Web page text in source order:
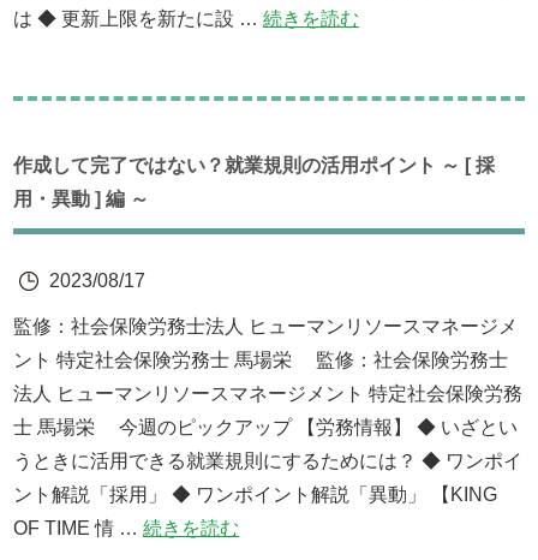
は ◆ 更新上限を新たに設 …続きを読む
作成して完了ではない？就業規則の活用ポイント ～ [ 採
用・異動 ] 編 ～
2023/08/17
監修：社会保険労務士法人 ヒューマンリソースマネージメ
ント 特定社会保険労務士 馬場栄 監修：社会保険労務士
法人 ヒューマンリソースマネージメント 特定社会保険労務
士 馬場栄 今週のピックアップ 【労務情報】 ◆ いざとい
うときに活用できる就業規則にするためには？ ◆ ワンポイ
ント解説「採用」 ◆ ワンポイント解説「異動」 【KING
OF TIME 情 …続きを読む